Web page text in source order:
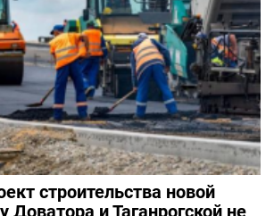
строительства новой
и Таганрогской не